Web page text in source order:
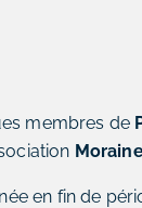
membres de
en fin de